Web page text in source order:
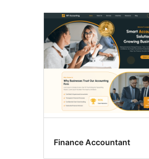
Translation
ready
Finance Accountant